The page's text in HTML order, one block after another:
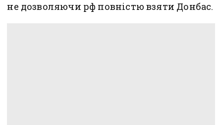
не дозволяючи рф повністю взяти Донбас.